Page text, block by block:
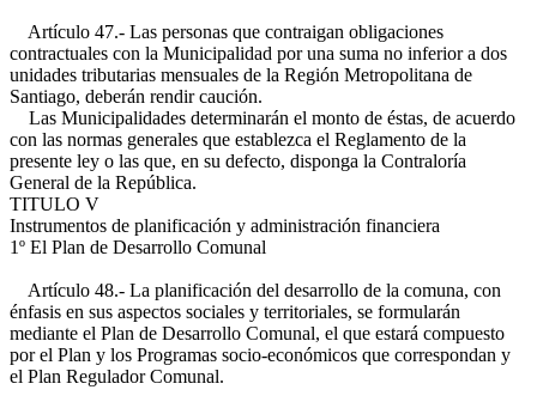
Artículo 47.- Las personas que contraigan obligaciones
contractuales con la Municipalidad por una suma no inferior a dos
unidades tributarias mensuales de la Región Metropolitana de
Santiago, deberán rendir caución.
Las Municipalidades determinarán el monto de éstas, de acuerdo
con las normas generales que establezca el Reglamento de la
presente ley o las que, en su defecto, disponga la Contraloría
General de la República.
TITULO V
Instrumentos de planificación y administración financiera
1º El Plan de Desarrollo Comunal
Artículo 48.- La planificación del desarrollo de la comuna, con
énfasis en sus aspectos sociales y territoriales, se formularán
mediante el Plan de Desarrollo Comunal, el que estará compuesto
por el Plan y los Programas socio-económicos que correspondan y
el Plan Regulador Comunal.